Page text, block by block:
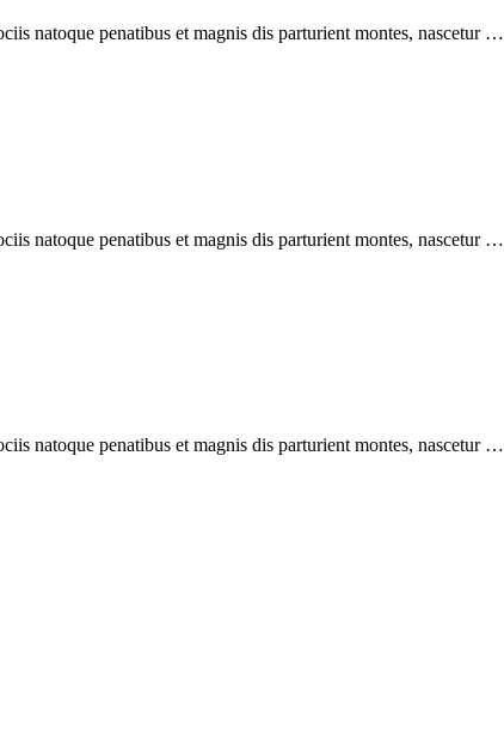
natoque penatibus et magnis dis parturient montes, nascetur …
natoque penatibus et magnis dis parturient montes, nascetur …
natoque penatibus et magnis dis parturient montes, nascetur …